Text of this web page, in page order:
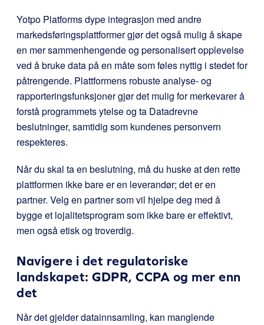
Yotpo Platforms dype integrasjon med andre
markedsføringsplattformer gjør det også mulig å skape
en mer sammenhengende og personalisert opplevelse
ved å bruke data på en måte som føles nyttig i stedet for
påtrengende. Plattformens robuste analyse- og
rapporteringsfunksjoner gjør det mulig for merkevarer å
forstå programmets ytelse og ta Datadrevne
beslutninger, samtidig som kundenes personvern
respekteres.
Når du skal ta en beslutning, må du huske at den rette
plattformen ikke bare er en leverandør; det er en
partner. Velg en partner som vil hjelpe deg med å
bygge et lojalitetsprogram som ikke bare er effektivt,
men også etisk og troverdig.
Navigere i det regulatoriske
landskapet: GDPR, CCPA og mer enn
det
Når det gjelder datainnsamling, kan manglende